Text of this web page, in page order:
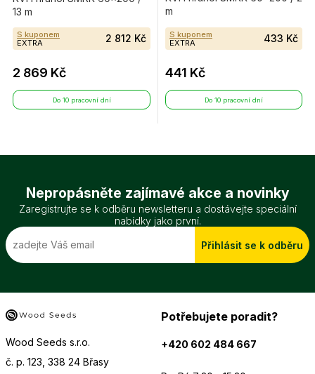
13 m
S kuponem
EXTRA
2 812 Kč
2 869 Kč
Do 10 pracovní dní
m
S kuponem
EXTRA
433 Kč
441 Kč
Do 10 pracovní dní
Nepropásněte zajímavé akce a novinky
Zaregistrujte se k odběru newsletteru a dostávejte speciální
nabídky jako první.
Přihlásit se k odběru
Wood Seeds s.r.o.
č. p. 123, 338 24 Břasy
Potřebujete poradit?
+420 602 484 667